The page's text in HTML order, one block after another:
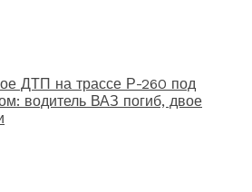
ДТП на трассе Р-260 под
водитель ВАЗ погиб, двое